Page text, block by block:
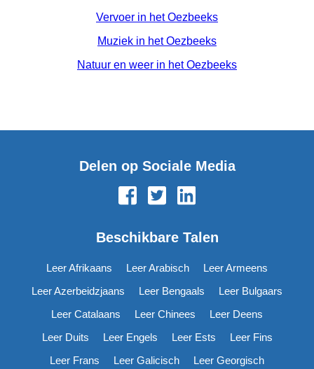
Vervoer in het Oezbeeks
Muziek in het Oezbeeks
Natuur en weer in het Oezbeeks
Delen op Sociale Media
Beschikbare Talen
Leer Afrikaans Leer Arabisch
Leer Armeens
Leer Azerbeidzjaans
Leer Bengaals
Leer Bulgaars
Leer Catalaans
Leer Chinees
Leer Deens
Leer Duits
Leer Engels Leer Ests
Leer Fins
Leer Frans
Leer Galicisch
Leer Georgisch